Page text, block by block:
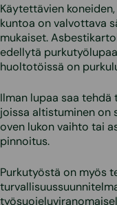
Käytettävien
kuntoa on valvottava
mukaiset.
edellytä
huoltotöissä on
Ilman lupaa saa
joissa altistuminen on
oven lukon vaihto tai
pinnoitus.
Purkutyöstä on myös